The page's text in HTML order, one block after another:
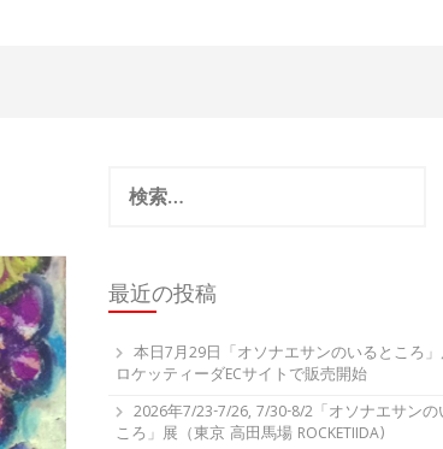
最近の投稿
本日7月29日「オソナエサンのいるところ
ロケッティーダECサイトで販売開始
2026年7/23-7/26, 7/30-8/2「オソナエサンの
ころ」展（東京 高田馬場 ROCKETIIDA)